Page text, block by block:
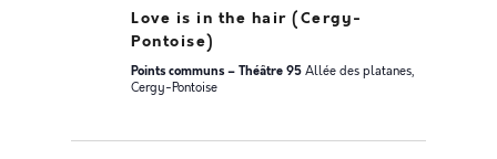
Love is in the hair (Cergy-
Pontoise)
Points communs – Théâtre 95Allée des platanes,
Cergy-Pontoise